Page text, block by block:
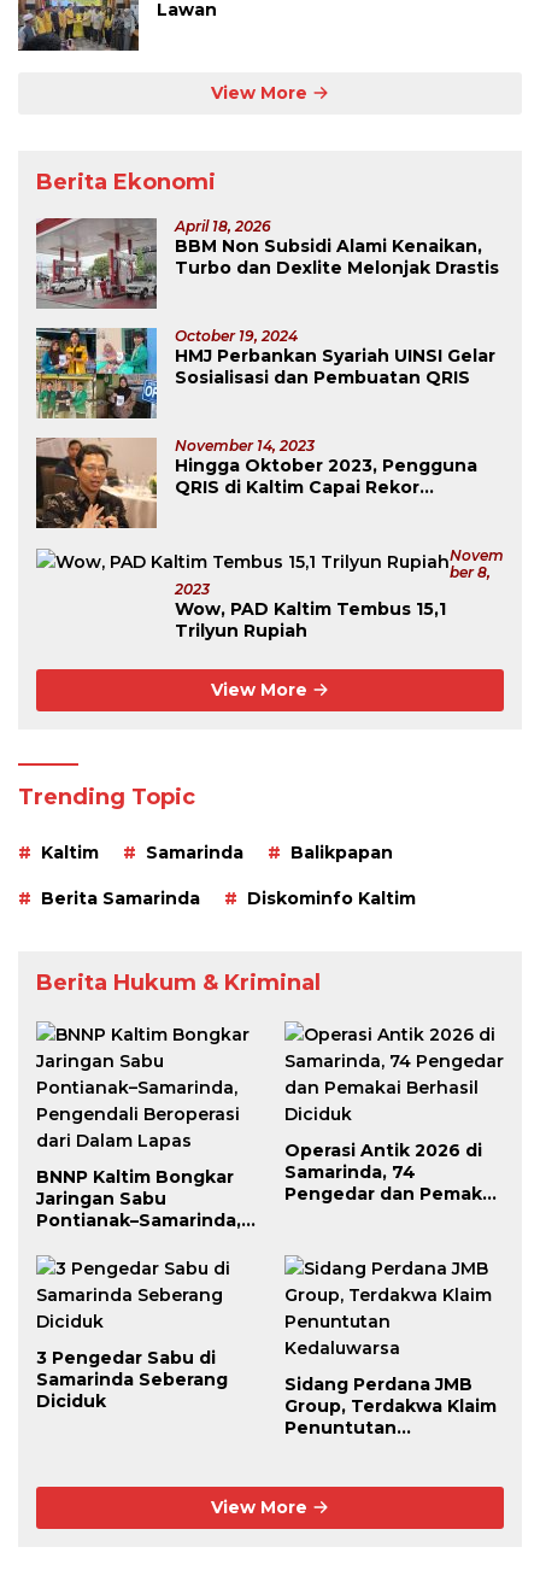
Lawan
View More
Berita Ekonomi
April 18, 2026
BBM Non Subsidi Alami Kenaikan,
Turbo dan Dexlite Melonjak Drastis
October 19, 2024
HMJ Perbankan Syariah UINSI Gelar
Sosialisasi dan Pembuatan QRIS
November 14, 2023
Hingga Oktober 2023, Pengguna
QRIS di Kaltim Capai Rekor
Novem
Ber 8,
2023
Wow, PAD Kaltim Tembus 15,1
Trilyun Rupiah
View More
Trending Topic
Kaltim Samarinda Balikpapan
Berita Samarinda Diskominfo Kaltim
Berita Hukum & Kriminal
BNNP Kaltim Bongkar
Jaringan Sabu
Pontianak–Samarinda,
dari Dalam Lapas
Operasi Antik 2026 di
Samarinda, 74
Pengedar dan Pemakai
3 Pengedar Sabu di
Samarinda Seberang
Diciduk
Sidang Perdana JMB
Group, Terdakwa Klaim
Penuntutan
View More